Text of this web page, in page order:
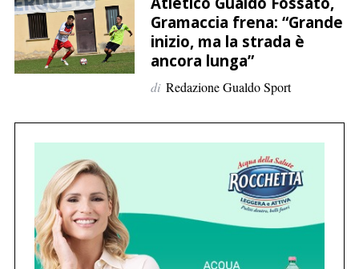
e
r
:
Gramaccia frena: “Grande
inizio, ma la strada è
ancora lunga”
di Redazione Gualdo Sport